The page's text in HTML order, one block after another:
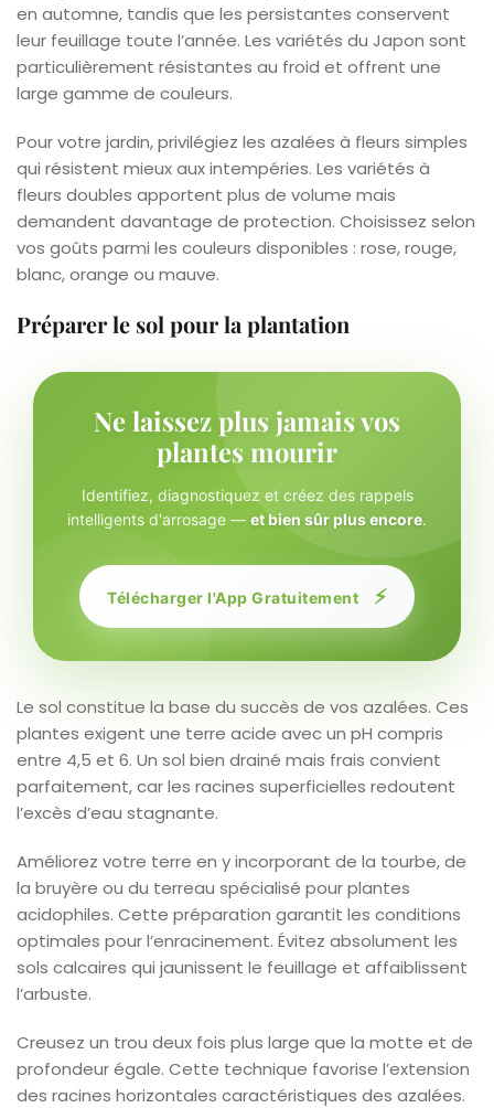
en automne, tandis que les persistantes conservent
leur feuillage toute l’année. Les variétés du Japon sont
particulièrement résistantes au froid et offrent une
large gamme de couleurs.
Pour votre jardin, privilégiez les azalées à fleurs simples
qui résistent mieux aux intempéries. Les variétés à
fleurs doubles apportent plus de volume mais
demandent davantage de protection. Choisissez selon
vos goûts parmi les couleurs disponibles : rose, rouge,
blanc, orange ou mauve.
Préparer le sol pour la plantation
Ne laissez plus jamais vos
plantes mourir
Identifiez, diagnostiquez et créez des rappels
intelligents d'arrosage — et bien sûr plus encore.
Télécharger l'App Gratuitement ⚡
Le sol constitue la base du succès de vos azalées. Ces
plantes exigent une terre acide avec un pH compris
entre 4,5 et 6. Un sol bien drainé mais frais convient
parfaitement, car les racines superficielles redoutent
l’excès d’eau stagnante.
Améliorez votre terre en y incorporant de la tourbe, de
la bruyère ou du terreau spécialisé pour plantes
acidophiles. Cette préparation garantit les conditions
optimales pour l’enracinement. Évitez absolument les
sols calcaires qui jaunissent le feuillage et affaiblissent
l’arbuste.
Creusez un trou deux fois plus large que la motte et de
profondeur égale. Cette technique favorise l’extension
des racines horizontales caractéristiques des azalées.